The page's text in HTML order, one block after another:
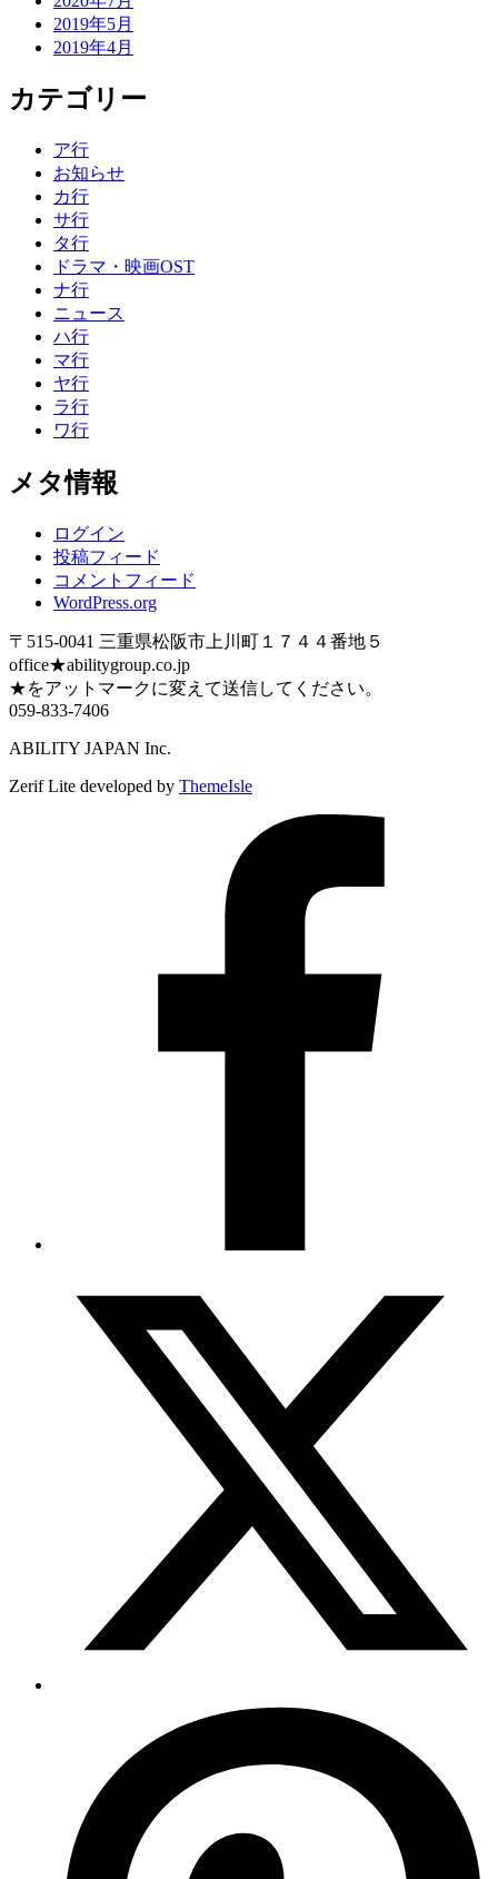
2019年5月
2019年4月
カテゴリー
ア行
お知らせ
カ行
サ行
タ行
ドラマ・映画OST
ナ行
ニュース
ハ行
マ行
ヤ行
ラ行
ワ行
メタ情報
ログイン
投稿フィード
コメントフィード
WordPress.org
〒515-0041 三重県松阪市上川町１７４４番地５
office★abilitygroup.co.jp
★をアットマークに変えて送信してください。
059-833-7406
ABILITY JAPAN Inc.
Zerif Lite developed by ThemeIsle